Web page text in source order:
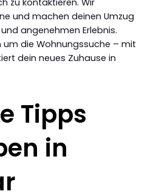
und machen deinen Umzug
angenehmen Erlebnis.
um die Wohnungssuche – mit
dein neues Zuhause in
Tipps
in